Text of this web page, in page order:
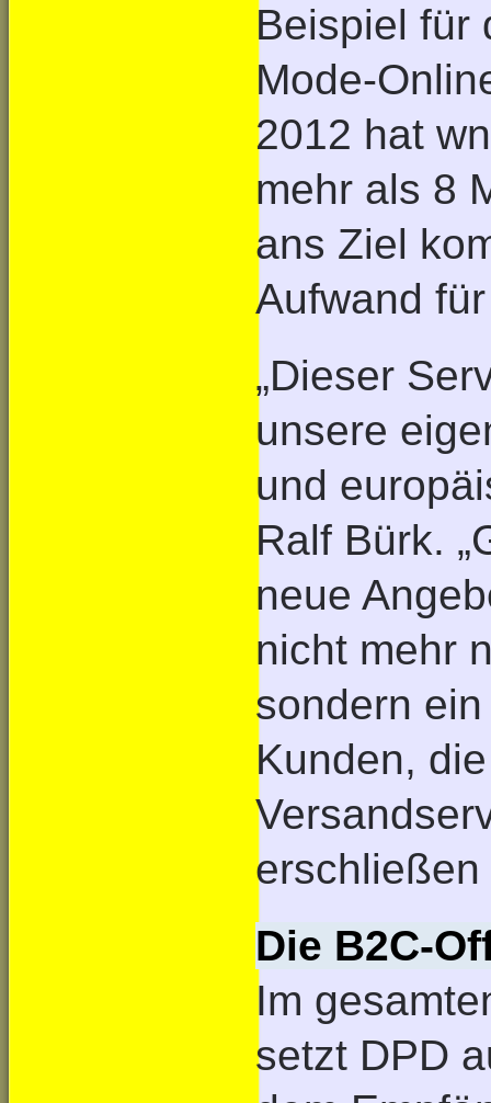
Beispiel für
Mode-
2012 hat
mehr als 8
ans Ziel
Aufwand
„Dieser
unsere
und
Ralf Bürk.
neue
nicht mehr
sondern
Kunden,
erschließen
Die B2C-
Im
setzt DPD